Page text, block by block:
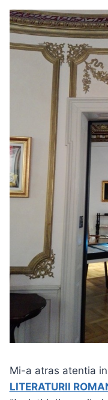
Mi-a atras atentia in
LITERATURII